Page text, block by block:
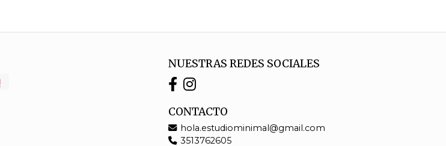
NUESTRAS REDES SOCIALES
CONTACTO
hola.estudiominimal@gmail.com
3513762605